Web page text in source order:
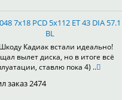
7x18 PCD 5x112 ET 43 DIA 57.1
BL
Кадиак встали идеально!
вылет диска, но в итоге всё
ставлю пока 4) ..
заказ 2474